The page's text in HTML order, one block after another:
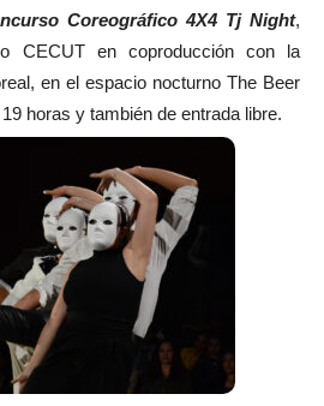
Coreográfico 4X4 Tj Night,
CECUT en coproducción con la
en el espacio nocturno The Beer
horas y también de entrada libre.